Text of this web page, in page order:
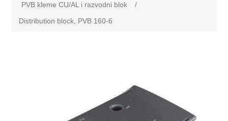
PVB kleme CU/AL i razvodni blok
/
Distribution block, PVB 160-6